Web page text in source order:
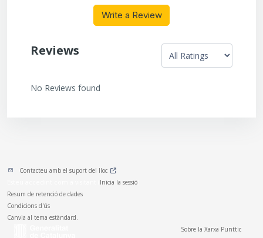
Write a Review
Reviews
No Reviews found
Contacteu amb el suport del lloc
Inicia la sessió
Resum de retenció de dades
Condicions d'ús
Canvia al tema estàndard.
Sobre la Xarxa Punttic